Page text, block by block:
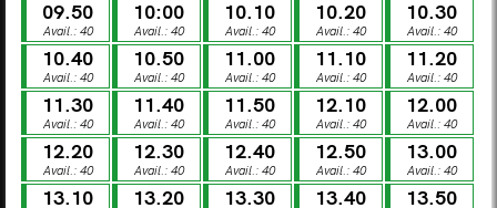
Available Almost soldout
Sold out
Guided tour museum tour for individual visitors
Guided tour exhibition individual visitors
M W T F S
MON
27
TUE
28
WED
29
THU
30
FRI
31 01
SUN
02
09.50
Avail.: 40
10:00
Avail.: 40
10.10
Avail.: 40
10.20
Avail.: 40
10.30
Avail.: 40
10.40
Avail.: 40
10.50
Avail.: 40
11.00
Avail.: 40
11.10
Avail.: 40
11.20
Avail.: 40
11.30
Avail.: 40
11.40
Avail.: 40
11.50
Avail.: 40
12.10
Avail.: 40
12.00
Avail.: 40
12.20
Avail.: 40
12.30
Avail.: 40
12.40
Avail.: 40
12.50
Avail.: 40
13.00
Avail.: 40
13.10 13.20 13.30 13.40 13.50